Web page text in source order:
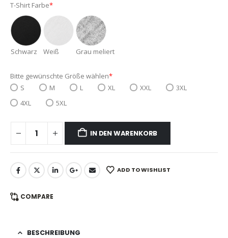
T-Shirt Farbe*
Schwarz Weiß Grau meliert
Bitte gewünschte Größe wählen*
S
M L XL XXL
3XL
4XL
5XL
IN DEN WARENKORB
ADD TO WISHLIST
COMPARE
BESCHREIBUNG